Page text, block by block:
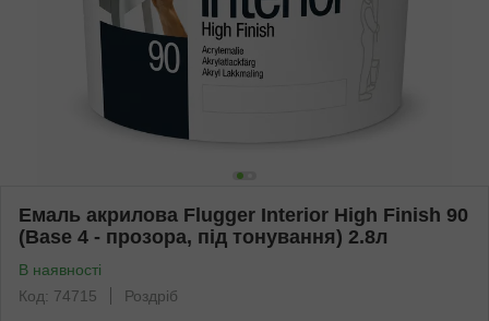
Емаль акрилова Flugger Interior High Finish 90
(Base 4 - прозора, під тонування) 2.8л
В наявності
Код: 74715
Роздріб